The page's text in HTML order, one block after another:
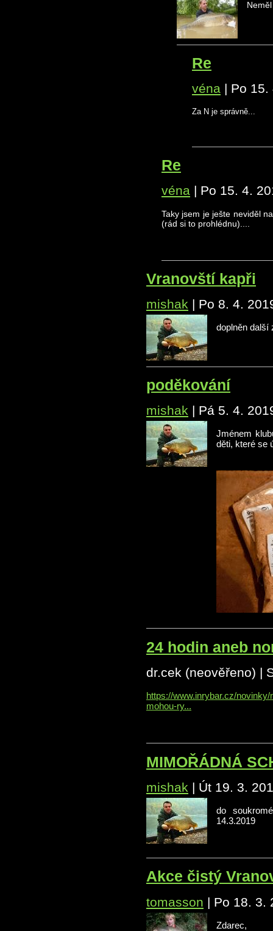
Re
véna | Po 15.
Za N je správně...
Re
véna | Po 15. 4.
Taky jsem je ješte neviděl
(rád si to prohlédnu)....
Vranovští kapři
mishak | Po 8. 4.
doplněn další
poděkování
mishak | Pá 5. 4.
Jménem
děti, které se
24 hodin aneb
dr.cek (neověřeno) |
https://www.inrybar.cz/
mohou-ry...
MIMOŘÁDNÁ
mishak | Út 19. 3.
do
14.3.2019
Akce čistý
tomasson | Po 18. 3.
Zdarec,